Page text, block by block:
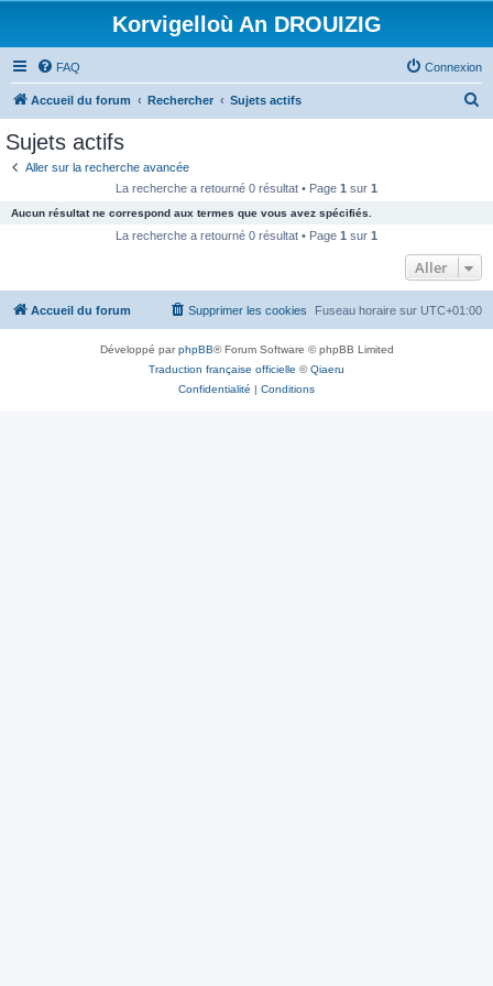
Korvigelloù An DROUIZIG
FAQ Connexion
Accueil du forum Rechercher Sujets actifs
c
e
Sujets actifs
Aller sur la recherche avancée
La recherche a retourné 0 résultat • Page 1 sur 1
Aucun résultat ne correspond aux termes que vous avez spécifiés.
La recherche a retourné 0 résultat • Page 1 sur 1
Aller
Accueil du forum Fuseau horaire sur UTC+01:00
Supprimer les cookies
Développé parphpBB® Forum Software © phpBB Limited
Traduction française officielle ©Qiaeru
Confidentialité | Conditions